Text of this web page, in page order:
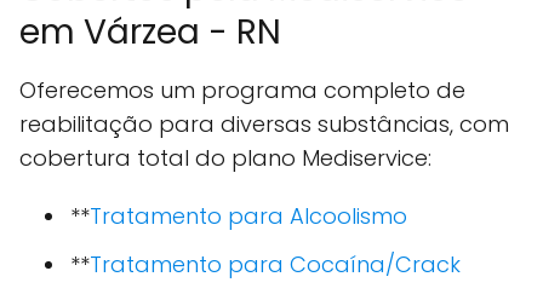
em Várzea - RN
Oferecemos um programa completo de
reabilitação para diversas substâncias, com
cobertura total do plano Mediservice:
**Tratamento para Alcoolismo
**Tratamento para Cocaína/Crack